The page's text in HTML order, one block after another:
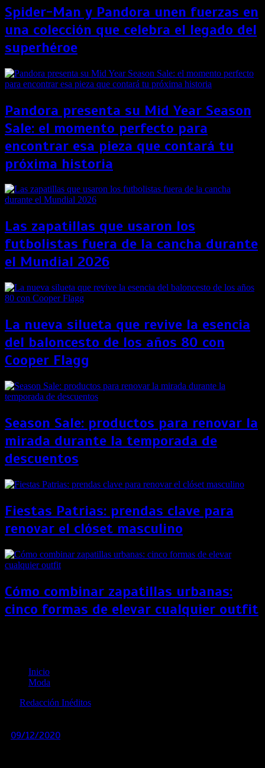
Spider-Man y Pandora unen fuerzas en
una colección que celebra el legado del
superhéroe
Pandora presenta su Mid Year Season
Sale: el momento perfecto para
encontrar esa pieza que contará tu
próxima historia
Las zapatillas que usaron los
futbolistas fuera de la cancha durante
el Mundial 2026
La nueva silueta que revive la esencia
del baloncesto de los años 80 con
Cooper Flagg
Season Sale: productos para renovar la
mirada durante la temporada de
descuentos
Fiestas Patrias: prendas clave para
renovar el clóset masculino
Cómo combinar zapatillas urbanas:
cinco formas de elevar cualquier outfit
Inicio
Moda
Redacción Inéditos
09/12/2020